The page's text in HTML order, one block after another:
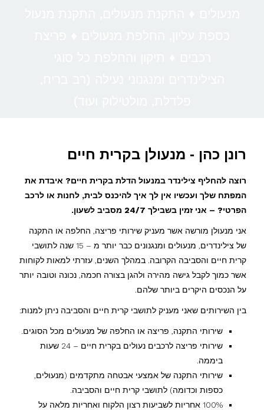
רונן כהן - מנעולן בקרית חיים
רוצה להחליף צילינדר במנעול הדלת בקרית חיים? איבדת את
המפתח שלך ועכשיו אין לך איך להיכנס לבית, לחנות או לרכב
הפרטי? – אני זמין בשבילך 24/7 מסביב לשעון.
אני מנעולן מורשה אשר מעניק שירותי פריצה, החלפה או התקנה
של צילינדרים, מנעולים ומנגנונים כבר יותר מ – 15 שנה לתושבי
קרית חיים והסביבה הקרובה. במהלך השנים, עזרתי למאות לקוחות
אשר כמוך לקבל גישה מהירה ולהגן בצורה חכמה, נכונה וטובה יותר
על הנכסים היקרים ביותר שלהם.
בין השירותים שאני מעניק לתושבי קרית חיים והסביבה ניתן למנות:
שירותי התקנה, פריצה או החלפה של מנעולים מכל הסוגים.
שירותי פריצה לרכבים נעולים בקרית חיים – 24 שעות
ביממה.
שירותי התקנה של אמצעי אבטחה מתקדמים (מנעולים,
כספות וכדומה) לתושבי קרית חיים והסביבה.
100% אחריות לשביעות רצון הלקוח ואחריות מלאה על